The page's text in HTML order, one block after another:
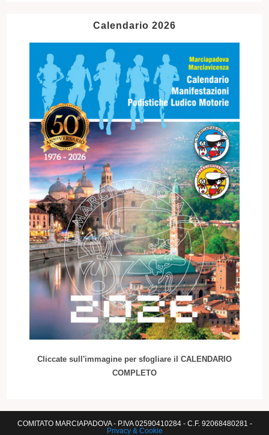
Calendario 2026
Cliccate sull'immagine per sfogliare il CALENDARIO
COMPLETO
COMITATO MARCIAPADOVA - P.IVA 02590410284 - C.F. 92068480281 -
Privacy & Cookie